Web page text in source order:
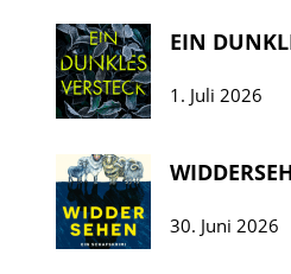
EIN
1. Juli 2026
30. Juni 2026